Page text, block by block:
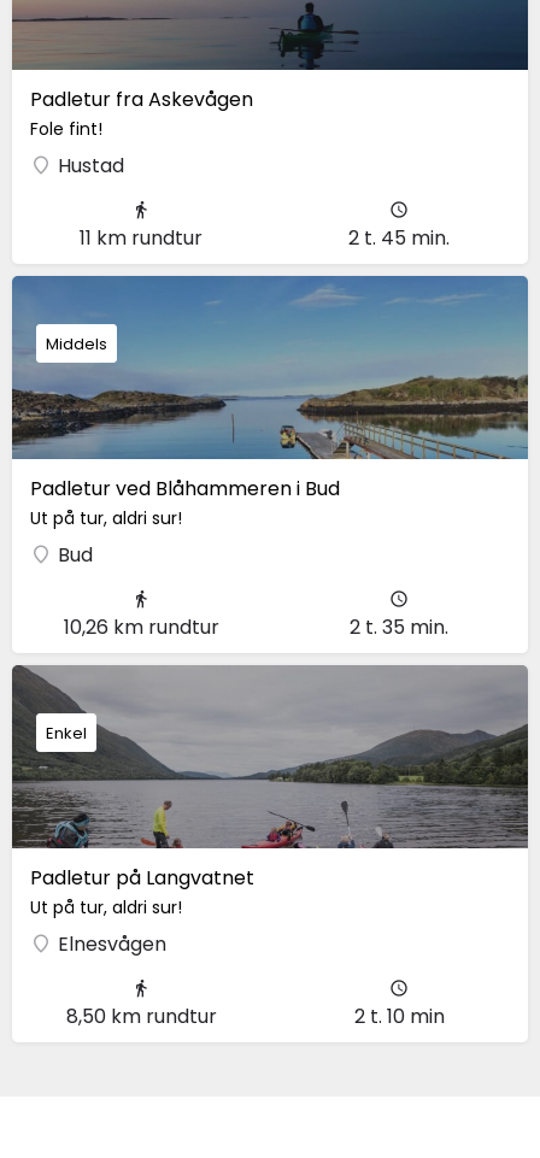
Padletur fra Askevågen
Fole fint!
Hustad
11 km rundtur 2 t. 45 min.
Padletur ved Blåhammeren i Bud
Ut på tur, aldri sur!
Bud
Middels
10,26 km rundtur 2 t. 35 min.
Padletur på Langvatnet
Ut på tur, aldri sur!
Elnesvågen
Enkel
8,50 km rundtur 2 t. 10 min